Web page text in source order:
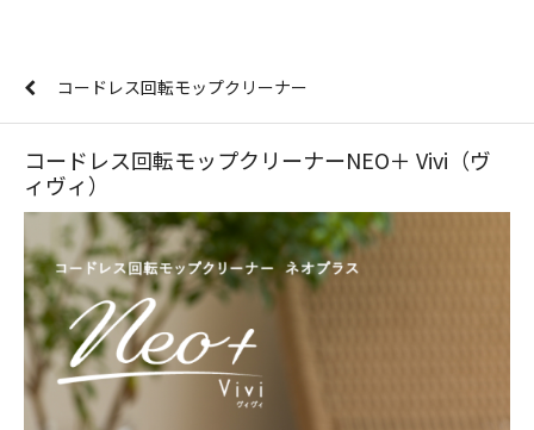
コードレス回転モップクリーナー
コードレス回転モップクリーナーNEO＋ Vivi（ヴ
ィヴィ）